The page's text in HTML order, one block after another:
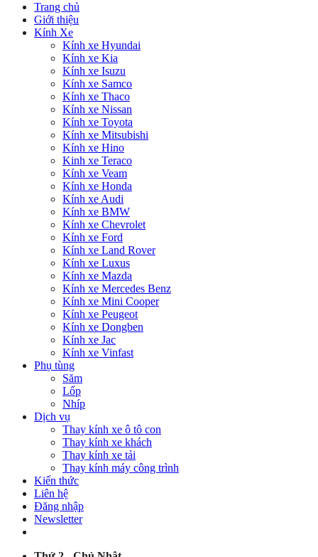
Trang chủ
Giới thiệu
Kính Xe
Kính xe Hyundai
Kính xe Kia
Kính xe Isuzu
Kính xe Samco
Kính xe Thaco
Kính xe Nissan
Kính xe Toyota
Kính xe Mitsubishi
Kính xe Hino
Kinh xe Teraco
Kính xe Veam
Kính xe Honda
Kính xe Audi
Kính xe BMW
Kính xe Chevrolet
Kính xe Ford
Kính xe Land Rover
Kính xe Luxus
Kính xe Mazda
Kính xe Mercedes Benz
Kính xe Mini Cooper
Kính xe Peugeot
Kính xe Dongben
Kính xe Jac
Kính xe Vinfast
Phụ tùng
Săm
Lốp
Nhíp
Dịch vụ
Thay kính xe ô tô con
Thay kính xe khách
Thay kính xe tải
Thay kính máy công trình
Kiến thức
Liên hệ
Đăng nhập
Newsletter